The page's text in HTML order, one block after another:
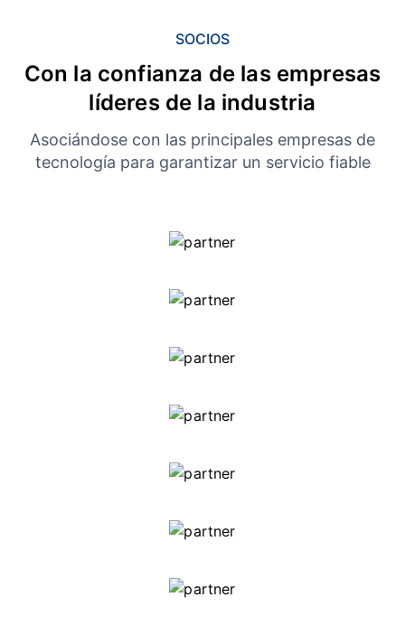
SOCIOS
Con la confianza de las empresas
líderes de la industria
Asociándose con las principales empresas de
tecnología para garantizar un servicio fiable